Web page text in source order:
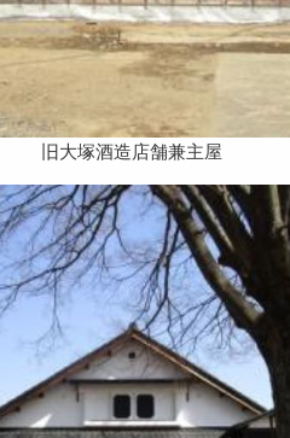
旧大塚酒造店舗兼主屋